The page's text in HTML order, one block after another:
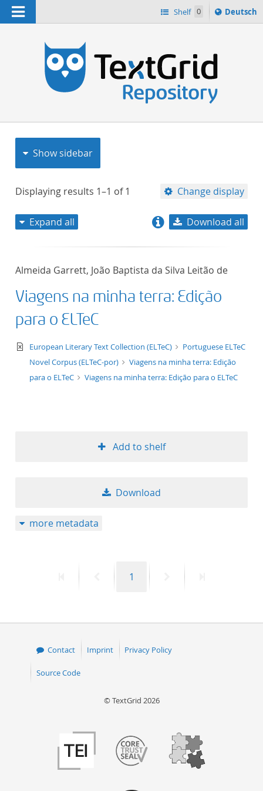
Navigation Shelf 0
Sprache
ï¿½ndern
Deutsch
Show sidebar
Displaying results 1–1 of1 Change display
title ascending
title descending
format
Expand all Download all
Almeida Garrett, João Baptista da Silva Leitão de
Viagens na minha terra: Edição
para o ELTeC
text/xml
European Literary Text Collection (ELTeC)
Portuguese ELTeC
Novel Corpus (ELTeC-por)
Viagens na minha terra: Edição
para o ELTeC
Viagens na minha terra: Edição para o ELTeC
Add to shelf
Download
more metadata
PreviousPage
1
Contact Imprint Privacy Policy
Source Code
© TextGrid 2026